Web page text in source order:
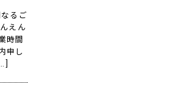
るご
えん
時間
申し